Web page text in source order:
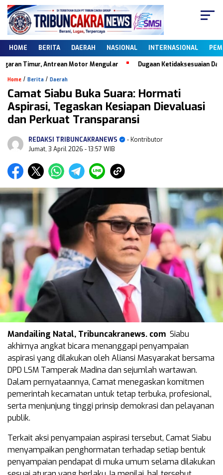
HOME BERITA DAERAH NASIONAL INTERNASIONAL
Timur, Antrean Motor Mengular Dugaan Ketidaksesuaian Data
Home / Berita / Daerah
Camat Siabu Buka Suara: Hormati
Aspirasi, Tegaskan Kesiapan Dievaluasi
dan Perkuat Transparansi
REDAKSI TRIBUNCAKRANEWS
- Kontributor
Jumat, 3 April 2026 - 13:57 WIB
Mandailing Natal, Tribuncakranews. com Siabu
akhirnya angkat bicara menanggapi penyampaian
aspirasi yang dilakukan oleh Aliansi Masyarakat bersama
DPD LSM Tamperak Madina dan sejumlah wartawan.
Dalam pernyataannya, Camat menegaskan komitmen
pemerintah kecamatan untuk tetap terbuka, profesional,
serta menjunjung tinggi prinsip demokrasi dan pelayanan
publik.
Terkait aksi penyampaian aspirasi tersebut, Camat Siabu
menyampaikan penghormatan terhadap setiap bentuk
penyampaian pendapat di muka umum selama dilakukan